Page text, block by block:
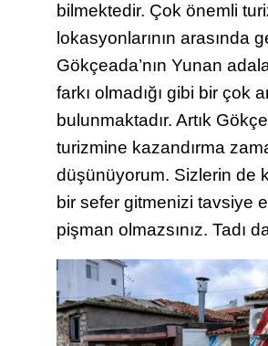
bilmektedir. Çok önemli
lokasyonlarının arasında
Gökçeada’nın Yunan
farkı olmadığı gibi bir çok
bulunmaktadır. Artık
turizmine kazandırma
düşünüyorum. Sizlerin de
bir sefer gitmenizi tavsiye
pişman olmazsınız. Tadı